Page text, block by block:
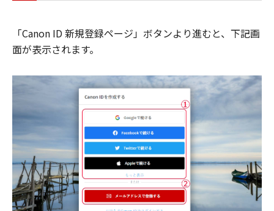
「Canon ID 新規登録ページ」ボタンより進むと、下記画
面が表示されます。